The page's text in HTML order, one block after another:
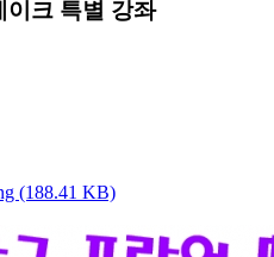
이크 특별 강좌
(188.41 KB)